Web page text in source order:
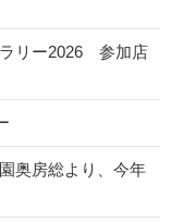
ラリー2026 参加店
奥房総より、今年